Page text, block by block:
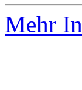
Mehr